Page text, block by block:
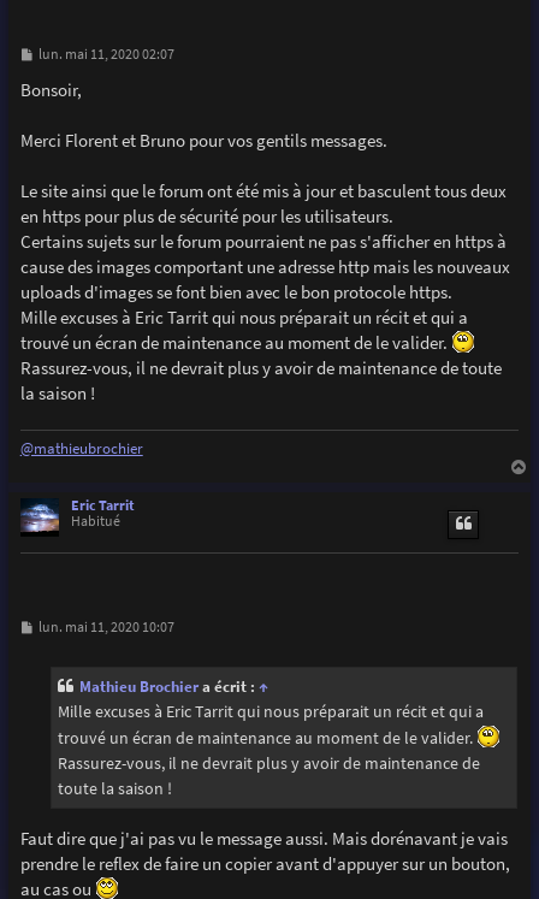
M
s
s
e
lun. mai 11, 2020 02:07
Bonsoir,
Merci Florent et Bruno pour vos gentils messages.
Le site ainsi que le forum ont été mis à jour et basculent tous deux
en https pour plus de sécurité pour les utilisateurs.
Certains sujets sur le forum pourraient ne pas s'afficher en https à
cause des images comportant une adresse http mais les nouveaux
uploads d'images se font bien avec le bon protocole https.
Mille excuses à Eric Tarrit qui nous préparait un récit et qui a
trouvé un écran de maintenance au moment de le valider.
Rassurez-vous, il ne devrait plus y avoir de maintenance de toute
la saison !
@mathieubrochier
Eric Tarrit
Habitué
Mlun. mai 11, 2020 10:07
Mathieu Brochiera écrit : ↑
Mille excuses à Eric Tarrit qui nous préparait un récit et qui a
trouvé un écran de maintenance au moment de le valider.
Rassurez-vous, il ne devrait plus y avoir de maintenance de
toute la saison !
Faut dire que j'ai pas vu le message aussi. Mais dorénavant je vais
prendre le reflex de faire un copier avant d'appuyer sur un bouton,
au cas ou